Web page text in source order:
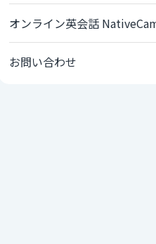
オンライン英会話
お問い合わせ